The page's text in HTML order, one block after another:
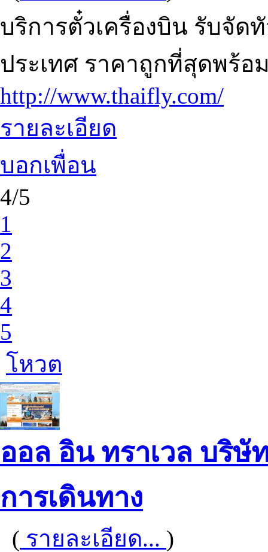
บริการตั๋วเครื่องบิน รับจัด
ประเทศ ราคาถูกที่สุดพร้
http://www.thaifly.com/
รายละเอียด
บอกเพื่อน
4/5
1
2
3
4
5
โหวต
ออล อิน ทราเวล บริ
การเดินทาง
( รายละเอียด... )